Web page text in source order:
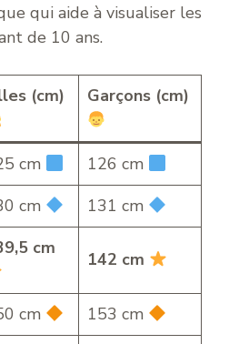
qui aide à visualiser les
de 10 ans.
(cm) Garçons (cm)
cm
126 cm
cm
131 cm
cm
142 cm
cm
153 cm